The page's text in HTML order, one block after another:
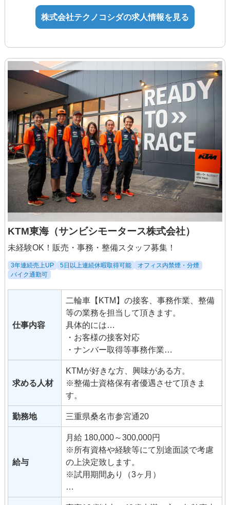
■手当
通勤手当
役職手当
達成手当
20代メカニック社員：350万円
40代セールス社員：450万円
※前職の経験・スキルを考慮し、給与面
は変動します。
◆試用期間：あり（3ヶ月）
※試用期間中の労働条件に変更なし
株式会社テクノコシダの求人情報を見る
KTM東海（サンビシモータース株式会社）
未経験OK！販売・事務・整備スタッフ募集！
3年連続売上UP 5日以上連続休暇取得可能
オフィス内禁煙・分煙
バイク通勤可
仕事内容
二輪車【KTM】の接客、事務作業、整備
等の業務を担当して頂きます。
具体的には…
・お客様の接客対応
・ナンバー取得等事務作業
・各イベント企画、準備、主催
・店頭キャンペーン企画、準備
・車両整備
・定期点検整備
・車検整備
・展示車両のカスタム
・修理箇所、注意点等お客様への説明 入
社後は社内業務や整備などイチからじっ
くり指導致します。
メーカーでの研修や社内実践業務で安心
求める人材
KTMが好きな方、興味がある方。
※整備士資格保有者優遇させて頂きま
す。
勤務地 三重県桑名市参宮通20
給与
月給 180,000～300,000円
※所有資格や経験等にて別途面談で考慮
の上決定致します。
※試用期間あり（3ヶ月）
基本給の他に業績による手当あり